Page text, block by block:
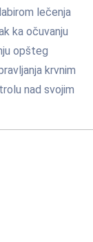
lečenja
ka očuvanju
opšteg
krvnim
nad svojim